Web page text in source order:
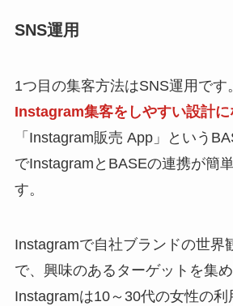
SNS運用
1つ目の集客方法はSNS運用です。
Instagram集客をしやすい設計に
「Instagram販売 App」という
でInstagramとBASEの連携が簡
す。
Instagramで自社ブランドの世界
で、興味のあるターゲットを集
Instagramは10～30代の女性の